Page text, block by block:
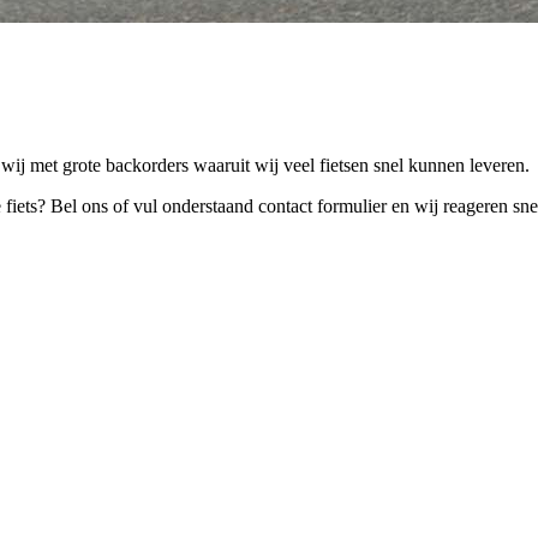
met grote backorders waaruit wij veel fietsen snel kunnen leveren.
Bel ons of vul onderstaand contact formulier en wij reageren